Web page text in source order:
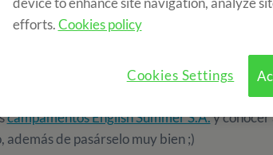
la escuela EFA, quiénes imparten el curso
a los candidatos sino también para que se
un buen trabajo como MP, conocer
campamentos English Summer S.A.y conocer
además de pasárselo muy bien ;)
efforts.Cookies policy
Cookies Settings